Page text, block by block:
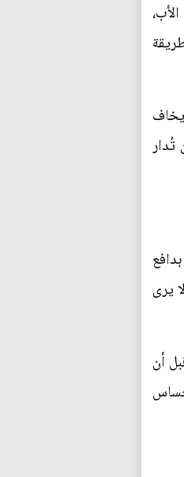
يخاف
تُدار
يرى
أن